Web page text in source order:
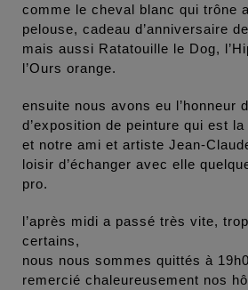
comme le cheval blanc qui trône
pelouse, cadeau d’anniversaire
mais aussi Ratatouille le Dog,
l’Ours orange.
ensuite nous avons eu l’honneur
d’exposition de peinture qui est
et notre ami et artiste Jean-
loisir d’échanger avec elle
pro.
l’après midi a passé très vite,
certains,
nous nous sommes quittés à
remercié chaleureusement nos